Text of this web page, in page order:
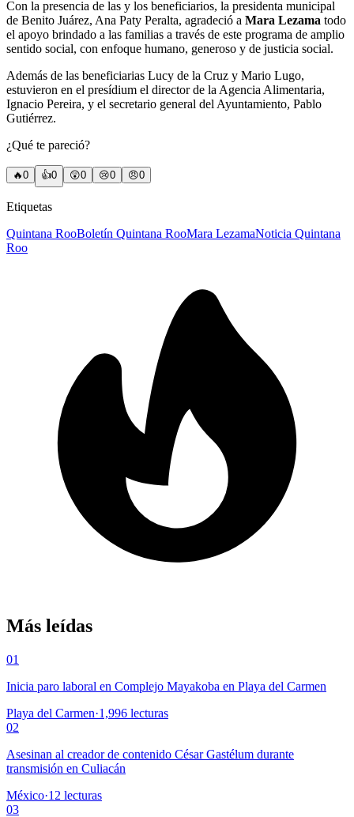
Con la presencia de las y los beneficiarios, la presidenta municipal
de Benito Juárez, Ana Paty Peralta, agradeció a Mara Lezama todo
el apoyo brindado a las familias a través de este programa de amplio
sentido social, con enfoque humano, generoso y de justicia social.
Además de las beneficiarias Lucy de la Cruz y Mario Lugo,
estuvieron en el presídium el director de la Agencia Alimentaria,
Ignacio Pereira, y el secretario general del Ayuntamiento, Pablo
Gutiérrez.
¿Qué te pareció?
🔥0 👍0 😲0 😢0 😠0
Etiquetas
Quintana RooBoletín Quintana RooMara LezamaNoticia Quintana
Roo
Más leídas
01
Inicia paro laboral en Complejo Mayakoba en Playa del Carmen
Playa del Carmen·1,996 lecturas
02
Asesinan al creador de contenido César Gastélum durante
transmisión en Culiacán
México·12 lecturas
03